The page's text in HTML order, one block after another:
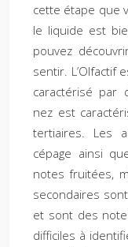
cette étape que
le liquide est
pouvez
sentir. L’Olfactif
caractérisé par
nez est
tertiaires. Les
cépage ainsi
notes fruitées,
secondaires
et sont des
difficiles à